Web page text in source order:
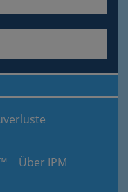
Über IPM